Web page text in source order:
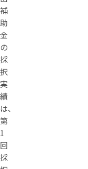
補
助
金
の
採
択
実
績
は、
第
1
回
採